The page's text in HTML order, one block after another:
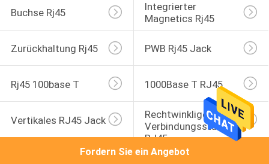
Buchse Rj45
Integrierter
Magnetics Rj45
Zurückhaltung Rj45 PWB Rj45 Jack
Rj45 100base T 1000Base T RJ45
Vertikales RJ45 Jack
Rechtwinkliges
Verbindungsstück
RJ45
Fordern Sie ein Angebot